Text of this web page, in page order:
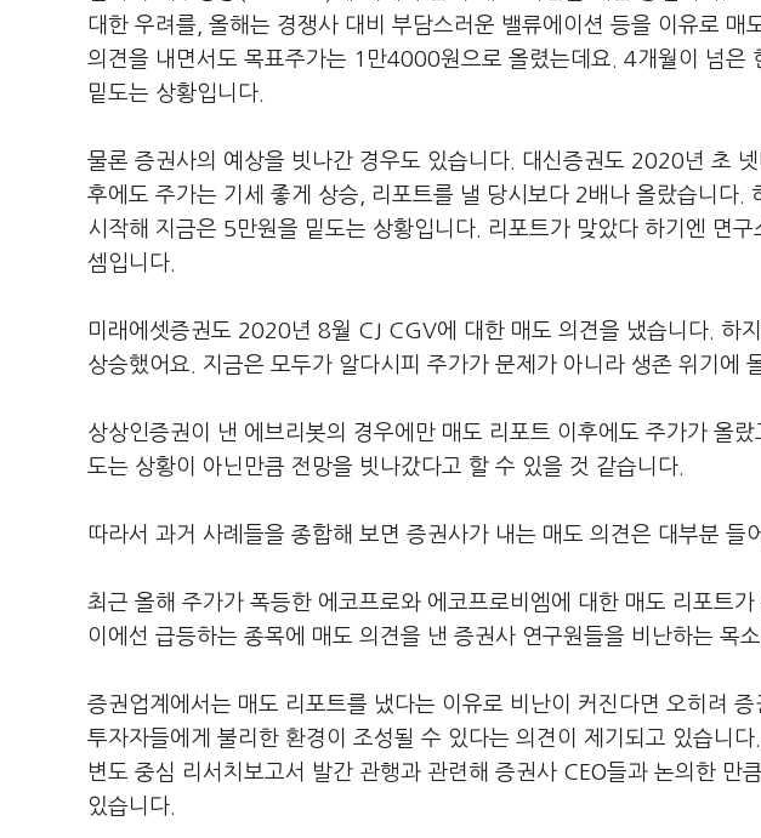
대한 우려를, 올해는 경쟁사 대비 부담스러운 밸류에이션 등을 이유로
의견을 내면서도 목표주가는 1만4000원으로 올렸는데요. 4개월이 넘은
밑도는 상황입니다.
물론 증권사의 예상을 빗나간 경우도 있습니다. 대신증권도 2020년 초
후에도 주가는 기세 좋게 상승, 리포트를 낼 당시보다 2배나 올랐습니다.
시작해 지금은 5만원을 밑도는 상황입니다. 리포트가 맞았다 하기엔 면
셈입니다.
미래에셋증권도 2020년 8월 CJ CGV에 대한 매도 의견을 냈습니다. 하
상승했어요. 지금은 모두가 알다시피 주가가 문제가 아니라 생존 위기에
상상인증권이 낸 에브리봇의 경우에만 매도 리포트 이후에도 주가가 올
도는 상황이 아닌만큼 전망을 빗나갔다고 할 수 있을 것 같습니다.
따라서 과거 사례들을 종합해 보면 증권사가 내는 매도 의견은 대부분 들
최근 올해 주가가 폭등한 에코프로와 에코프로비엠에 대한 매도 리포트
이에선 급등하는 종목에 매도 의견을 낸 증권사 연구원들을 비난하는 목
증권업계에서는 매도 리포트를 냈다는 이유로 비난이 커진다면 오히려
투자자들에게 불리한 환경이 조성될 수 있다는 의견이 제기되고 있습니
변도 중심 리서치보고서 발간 관행과 관련해 증권사 CEO들과 논의한 만
있습니다.